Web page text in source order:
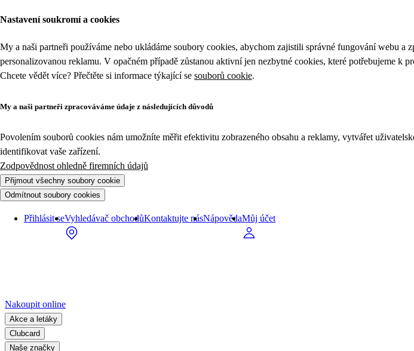
Nastavení soukromí a cookies
My a naši partneři používáme nebo ukládáme soubory cookies, abychom zajistili správné fungování webu
personalizovanou reklamu. V opačném případě zůstanou aktivní jen nezbytné cookies, které potřebujeme k
Chcete vědět více? Přečtěte si informace týkající se souborů cookie.
My a naši partneři zpracováváme údaje z následujících důvodů
Povolením souborů cookies nám umožníte měřit efektivitu zobrazeného obsahu a reklamy, vytvářet
identifikovat vaše zařízení.
Zodpovědnost ohledně firemních údajů
Přijmout všechny soubory cookie
Odmítnout soubory cookies
Přihlásit seVyhledávač obchodůKontaktujte násNápovědaMůj účet
Nakoupit online
Akce a letáky
Clubcard
Naše značky